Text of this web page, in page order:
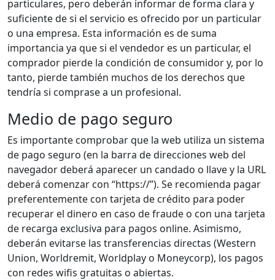
particulares, pero deberán informar de forma clara y
suficiente de si el servicio es ofrecido por un particular
o una empresa. Esta información es de suma
importancia ya que si el vendedor es un particular, el
comprador pierde la condición de consumidor y, por lo
tanto, pierde también muchos de los derechos que
tendría si comprase a un profesional.
Medio de pago seguro
Es importante comprobar que la web utiliza un sistema
de pago seguro (en la barra de direcciones web del
navegador deberá aparecer un candado o llave y la URL
deberá comenzar con “https://”). Se recomienda pagar
preferentemente con tarjeta de crédito para poder
recuperar el dinero en caso de fraude o con una tarjeta
de recarga exclusiva para pagos online. Asimismo,
deberán evitarse las transferencias directas (Western
Union, Worldremit, Worldplay o Moneycorp), los pagos
con redes wifis gratuitas o abiertas.